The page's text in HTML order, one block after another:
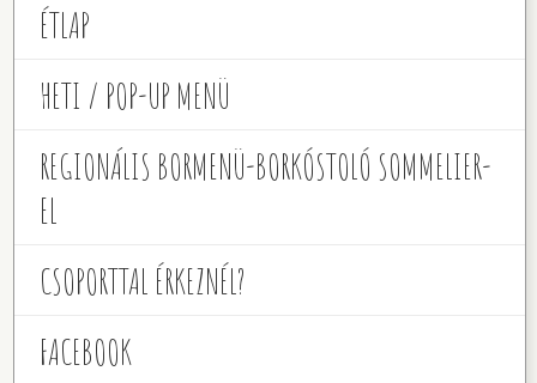
ÉTLAP
HETI / POP-UP MENÜ
REGIONÁLIS BORMENÜ-BORKÓSTOLÓ SOMMELIER-
EL
CSOPORTTAL ÉRKEZNÉL?
FACEBOOK